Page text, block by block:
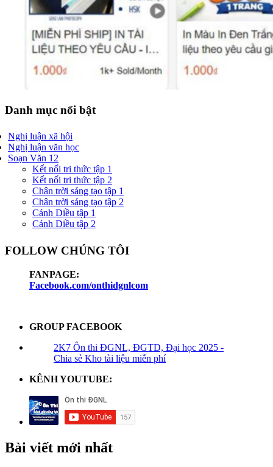
Danh mục nổi bật
Nghị luận xã hội
Nghị luận văn học
Soạn Văn 12
Kết nối tri thức tập 1
Kết nối tri thức tập 2
Chân trời sáng tạo tập 1
Chân trời sáng tạo tập 2
Cánh Diều tập 1
Cánh Diều tập 2
FOLLOW CHÚNG TÔI
FANPAGE:
Facebook.com/onthidgnlcom
GROUP FACEBOOK
2K7 Ôn thi ĐGNL, ĐGTD, Đại học 2025 -
Chia sẻ Kho tài liệu miễn phí
KÊNH YOUTUBE:
Bài viết mới nhất